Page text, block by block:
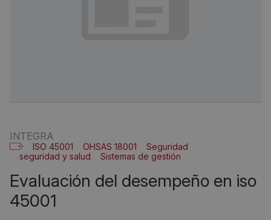
INTEGRA
ISO 45001 OHSAS 18001
Seguridad
seguridad y salud
Sistemas de gestión
evaluación del desempeño en iso
45001